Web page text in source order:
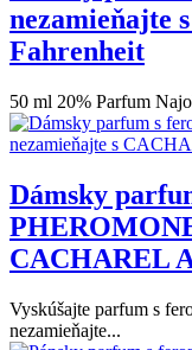
nezamieňajte
Fahrenheit
50 ml 20% Parfum
Dámsky
CACHAREL
Vyskúšajte parfum s
nezamieňajte...